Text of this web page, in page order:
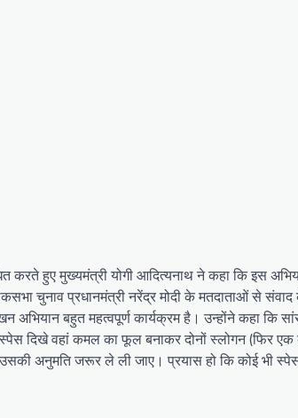
करते हुए मुख्यमंत्री योगी आदित्यनाथ ने कहा कि इस
चुनाव प्रधानमंत्री नरेंद्र मोदी के मतदाताओं से
अभियान बहुत महत्वपूर्ण कार्यक्रम है। उन्होंने कहा कि
स्पेस दिखे वहां कमल का फूल बनाकर दोनों स्लोगन (फिर एक
उसकी अनुमति जरूर ले ली जाए। प्रयास हो कि कोई भी